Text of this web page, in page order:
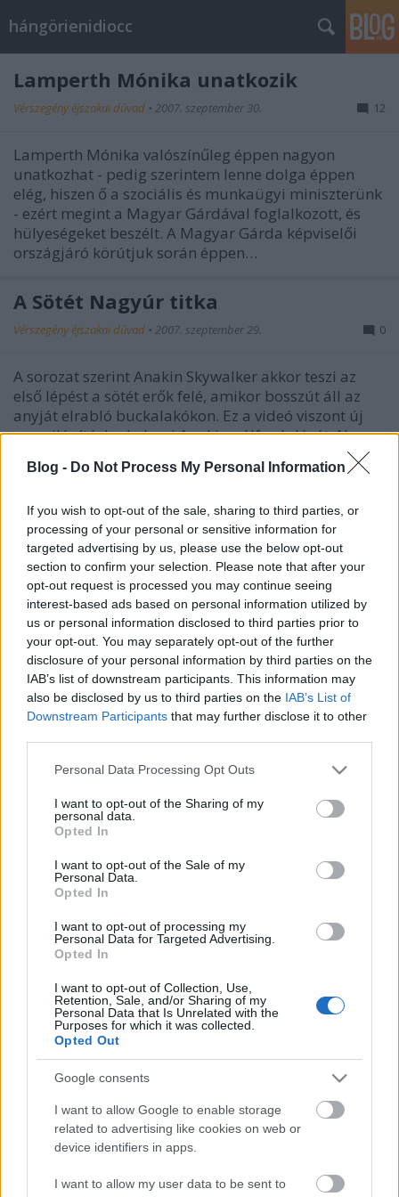
Blog - Do Not Process My Personal Information
If you wish to opt-out of the sale, sharing to third parties, or
processing of your personal or sensitive information for
targeted advertising by us, please use the below opt-out
section to confirm your selection. Please note that after your
opt-out request is processed you may continue seeing
interest-based ads based on personal information utilized by
us or personal information disclosed to third parties prior to
your opt-out. You may separately opt-out of the further
disclosure of your personal information by third parties on the
IAB’s list of downstream participants. This information may
also be disclosed by us to third parties on the IAB’s List of
Downstream Participants that may further disclose it to other
Please note that this website/app uses one or more Google
not limited to your visit or usage behaviour. You may click to
grant or deny consent to Google and its third-party tags to
use your data for below specified purposes in below Google
consent section.
Personal Data Processing Opt Outs
I want to opt-out of the Sharing of my
personal data.
Opted In
I want to opt-out of the Sale of my
Personal Data.
Opted In
I want to opt-out of processing my
Personal Data for Targeted Advertising.
Opted In
I want to opt-out of Collection, Use,
Retention, Sale, and/or Sharing of my
Personal Data that Is Unrelated with the
Purposes for which it was collected.
Opted Out
Google consents
I want to allow Google to enable storage
related to advertising like cookies on web or
device identifiers in apps.
I want to allow my user data to be sent to
hángörienidiocc
Lamperth Mónika unatkozik
Vérszegény éjszakai dúvad • 2007. szeptember 30. 12
Lamperth Mónika valószínűleg éppen nagyon
unatkozhat - pedig szerintem lenne dolga éppen
elég, hiszen ő a szociális és munkaügyi miniszterünk
- ezért megint a Magyar Gárdával foglalkozott, és
hülyeségeket beszélt. A Magyar Gárda képviselői
országjáró körútjuk során éppen…
A Sötét Nagyúr titka
Vérszegény éjszakai dúvad • 2007. szeptember 29. 0
A sorozat szerint Anakin Skywalker akkor teszi az
első lépést a sötét erők felé, amikor bosszút áll az
anyját elrabló buckalakókon. Ez a videó viszont új
megvilágításba helyezi Anakin pálfordulását. Nos,
igen. Már Hitler kapcsán megtanulhattuk a ki nem
élt művészi hajlamok…
Fogatlan cápák
Vérszegény éjszakai dúvad•2007. szeptember 28.
Van egy rossz szokásom. Ha úgy rendesen nekiállok
enni, akkor azt hajlamos vagyok a tévé előtt tenni,
ilyenkor viszont arra is hajlamos vagyok, hogy a tévé
előtt ragadjak. No, a mai este során azt hiszem, hogy
letettem erről a szokásomról, ugyanis kénytelen
voltam szembesülni a Tv2…
Sajtó-, vagy költői szabadság?
Vérszegény éjszakai dúvad•2007. szeptember 28.
A demokratikus államoknak vannak bizonyos
vívmányai, amikre büszkék lehetünk. Ilyen például a
szólás- és sajtószabadság. Aztán a demokratikus
államoknak vannk bizonyos "vívmányai", amikre
jobb, ha nem vagyunk büszkék. Ilyen például a
sajtószabadság kezelése.…
Ne csak én szenvedjek
Vérszegény éjszakai dúvad•2007. szeptember 27.
A tegnapi este masszív sörözés jegyében telt, mivel
nem voltunk sokan voltak olyan pillanatok, amikor
egyedül őrizgettem a félig telt üvegeket, korsókat.
Egy ilyen pillanatban hallottam meg a szomszéd
asztalnál elhangzott viccet, ami után percekig
szellemi retardáltságot mutattam.…
Egypárt, kétpárt, sokpárt